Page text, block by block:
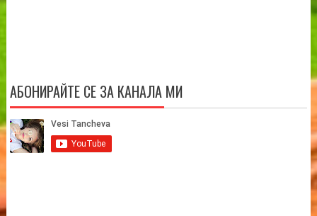
АБОНИРАЙТЕ СЕ ЗА КАНАЛА МИ